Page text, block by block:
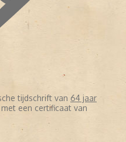
tijdschrift van 64 jaar
een certificaat van